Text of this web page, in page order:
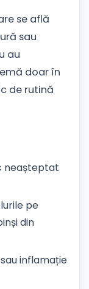
se află
sau
au
doar în
de rutină
neașteptat
pe
din
inflamație